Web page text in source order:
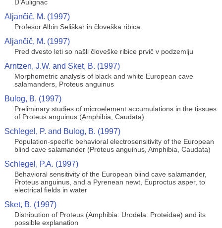
D’Aulignac
Aljančič, M. (1997)
Profesor Albin Seliškar in človeška ribica
Aljančič, M. (1997)
Pred dvesto leti so našli človeške ribice prvič v podzemlju
Arntzen, J.W. and Sket, B. (1997)
Morphometric analysis of black and white European cave
salamanders, Proteus anguinus
Bulog, B. (1997)
Preliminary studies of microelement accumulations in the tissues
of Proteus anguinus (Amphibia, Caudata)
Schlegel, P. and Bulog, B. (1997)
Population-specific behavioral electrosensitivity of the European
blind cave salamander (Proteus anguinus, Amphibia, Caudata)
Schlegel, P.A. (1997)
Behavioral sensitivity of the European blind cave salamander,
Proteus anguinus, and a Pyrenean newt, Euproctus asper, to
electrical fields in water
Sket, B. (1997)
Distribution of Proteus (Amphibia: Urodela: Proteidae) and its
possible explanation